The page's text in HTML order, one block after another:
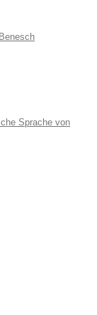
Sprache von